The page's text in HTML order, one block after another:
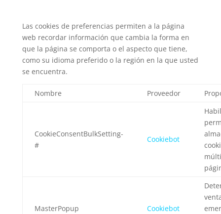
Las cookies de preferencias permiten a la página
web recordar información que cambia la forma en
que la página se comporta o el aspecto que tiene,
como su idioma preferido o la región en la que usted
se encuentra.
Nombre Proveedor
CookieConsentBulkSetting-
#
Cookiebot
MasterPopup Cookiebot